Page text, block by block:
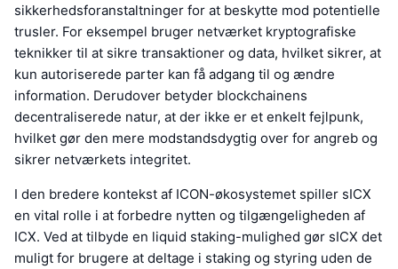
sikkerhedsforanstaltninger for at beskytte mod potentielle
trusler. For eksempel bruger netværket kryptografiske
teknikker til at sikre transaktioner og data, hvilket sikrer, at
kun autoriserede parter kan få adgang til og ændre
information. Derudover betyder blockchainens
decentraliserede natur, at der ikke er et enkelt fejlpunk,
hvilket gør den mere modstandsdygtig over for angreb og
sikrer netværkets integritet.
I den bredere kontekst af ICON-økosystemet spiller sICX
en vital rolle i at forbedre nytten og tilgængeligheden af
ICX. Ved at tilbyde en liquid staking-mulighed gør sICX det
muligt for brugere at deltage i staking og styring uden de